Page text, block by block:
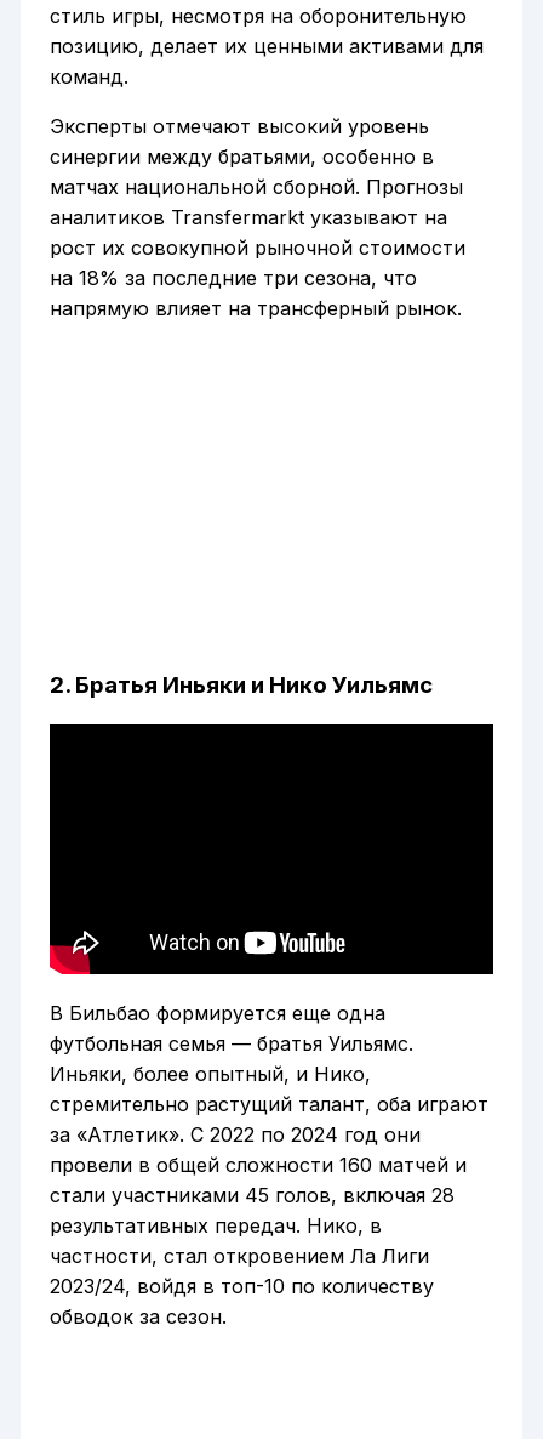
стиль игры, несмотря на оборонительную
позицию, делает их ценными активами для
команд.
Эксперты отмечают высокий уровень
синергии между братьями, особенно в
матчах национальной сборной. Прогнозы
аналитиков Transfermarkt указывают на
рост их совокупной рыночной стоимости
на 18% за последние три сезона, что
напрямую влияет на трансферный рынок.
2. Братья Иньяки и Нико Уильямс
В Бильбао формируется еще одна
футбольная семья — братья Уильямс.
Иньяки, более опытный, и Нико,
стремительно растущий талант, оба играют
за «Атлетик». С 2022 по 2024 год они
провели в общей сложности 160 матчей и
стали участниками 45 голов, включая 28
результативных передач. Нико, в
частности, стал откровением Ла Лиги
2023/24, войдя в топ-10 по количеству
обводок за сезон.